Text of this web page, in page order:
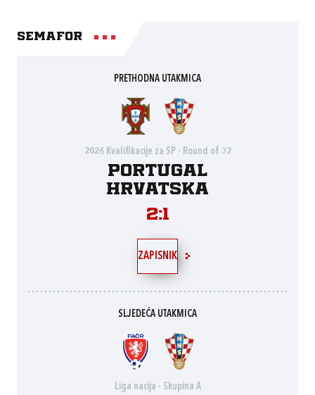
Semafor
PRETHODNA UTAKMICA
2026 Kvalifikacije za SP - Round of 32
Portugal
Hrvatska
2:1
ZAPISNIK
SLJEDEĆA UTAKMICA
Liga nacija - Skupina A